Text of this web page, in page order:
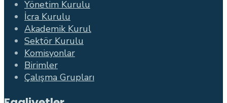
Yönetim Kurulu
İcra Kurulu
Akademik Kurul
Sektör Kurulu
Komisyonlar
Birimler
Çalışma Grupları